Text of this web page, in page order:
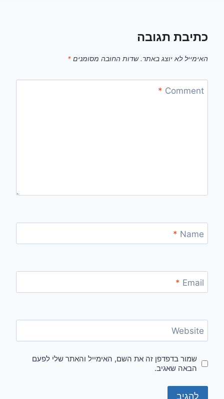
כתיבת תגובה
האימייל לא יוצג באתר. שדות החובה מסומנים *
Comment
*
Name
*
Email
*
Website
שמור בדפדפן זה את השם, האימייל והאתר שלי לפעם
הבאה שאגיב.